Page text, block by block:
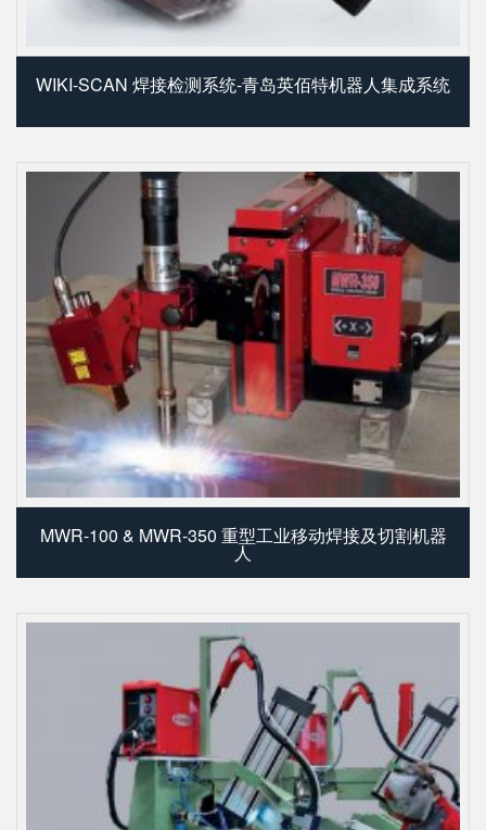
WIKI-SCAN 焊接检测系统-青岛英佰特机器人集成系统
MWR-100 & MWR-350 重型工业移动焊接及切割机器
人